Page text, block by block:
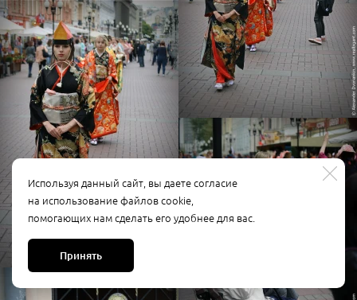
Используя данный сайт, вы даете согласие
на использование файлов cookie,
помогающих нам сделать его удобнее для вас.
Принять